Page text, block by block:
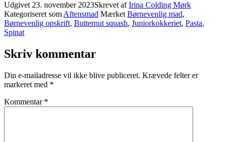
Udgivet 23. november 2023Skrevet afIrina Colding Mørk
Kategoriseret som Aftensmad Mærket Børnevenlig mad,
Børnevenlig opskrift, Butternut squash, Juniorkokkeriet, Pasta,
Spinat
Skriv kommentar
Din e-mailadresse vil ikke blive publiceret. Krævede felter er
markeret med *
Kommentar *